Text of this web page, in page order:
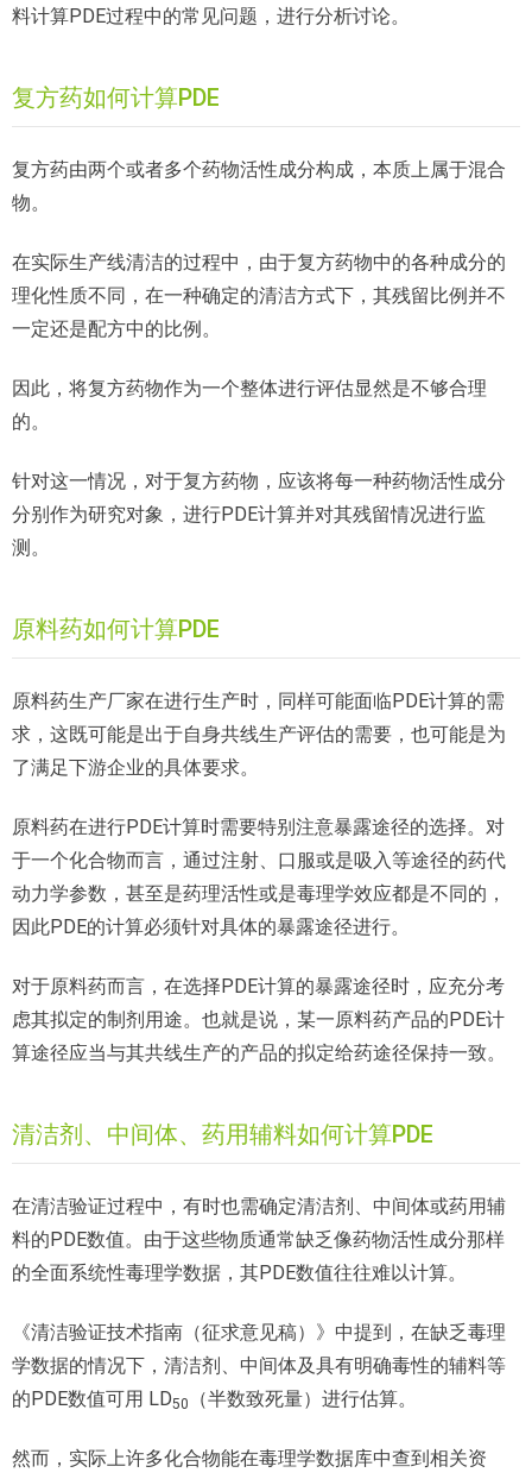
料计算PDE过程中的常见问题，进行分析讨论。
复方药如何计算PDE
复方药由两个或者多个药物活性成分构成，本质上属于混合
物。
在实际生产线清洁的过程中，由于复方药物中的各种成分的
理化性质不同，在一种确定的清洁方式下，其残留比例并不
一定还是配方中的比例。
因此，将复方药物作为一个整体进行评估显然是不够合理
的。
针对这一情况，对于复方药物，应该将每一种药物活性成分
分别作为研究对象，进行PDE计算并对其残留情况进行监
测。
原料药如何计算PDE
原料药生产厂家在进行生产时，同样可能面临PDE计算的需
求，这既可能是出于自身共线生产评估的需要，也可能是为
了满足下游企业的具体要求。
原料药在进行PDE计算时需要特别注意暴露途径的选择。对
于一个化合物而言，通过注射、口服或是吸入等途径的药代
动力学参数，甚至是药理活性或是毒理学效应都是不同的，
因此PDE的计算必须针对具体的暴露途径进行。
对于原料药而言，在选择PDE计算的暴露途径时，应充分考
虑其拟定的制剂用途。也就是说，某一原料药产品的PDE计
算途径应当与其共线生产的产品的拟定给药途径保持一致。
清洁剂、中间体、药用辅料如何计算PDE
在清洁验证过程中，有时也需确定清洁剂、中间体或药用辅
料的PDE数值。由于这些物质通常缺乏像药物活性成分那样
的全面系统性毒理学数据，其PDE数值往往难以计算。
《清洁验证技术指南（征求意见稿）》中提到，在缺乏毒理
学数据的情况下，清洁剂、中间体及具有明确毒性的辅料等
的PDE数值可用 LD50 （半数致死量）进行估算。
然而，实际上许多化合物能在毒理学数据库中查到相关资